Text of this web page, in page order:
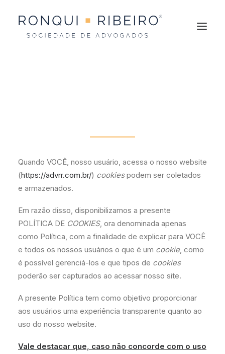
Quando VOCÊ, nosso usuário, acessa o nosso website
(https://advrr.com.br/) cookiespodem ser coletados
e armazenados.
Em razão disso, disponibilizamos a presente
POLÍTICA DE COOKIES, ora denominada apenas
como Política, com a finalidade de explicar para VOCÊ
e todos os nossos usuários o que é um cookie, como
é possível gerenciá-los e que tipos de cookies
poderão ser capturados ao acessar nosso site.
A presente Política tem como objetivo proporcionar
aos usuários uma experiência transparente quanto ao
uso do nosso website.
Vale destacar que, caso não concorde com o uso